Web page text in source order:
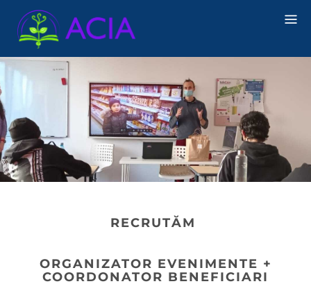
RECRUTĂM
ORGANIZATOR EVENIMENTE +
COORDONATOR BENEFICIARI